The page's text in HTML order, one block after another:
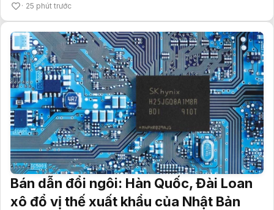
25 phút trước
Bán dẫn đổi ngôi: Hàn Quốc, Đài Loan
xô đổ vị thế xuất khẩu của Nhật Bản